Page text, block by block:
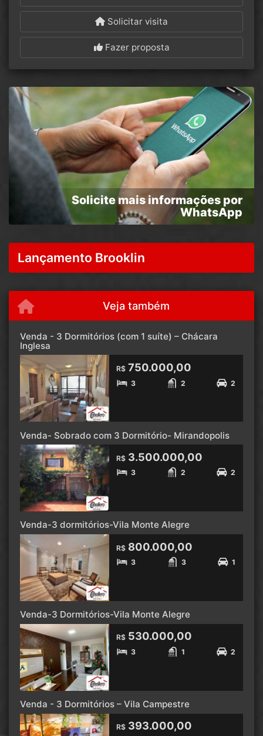
Solicitar visita
Fazer proposta
Solicite mais informações por
WhatsApp
Lançamento Brooklin
Veja também
Venda - 3 Dormitórios (com 1 suíte) – Chácara
Inglesa
R$ 750.000,00
3 2 2
Venda- Sobrado com 3 Dormitório- Mirandopolis
R$ 3.500.000,00
3 2 2
Venda-3 dormitórios-Vila Monte Alegre
R$ 800.000,00
3 3 1
Venda-3 Dormitórios-Vila Monte Alegre
R$ 530.000,00
3 1 2
Venda - 3 Dormitórios – Vila Campestre
R$ 393.000,00